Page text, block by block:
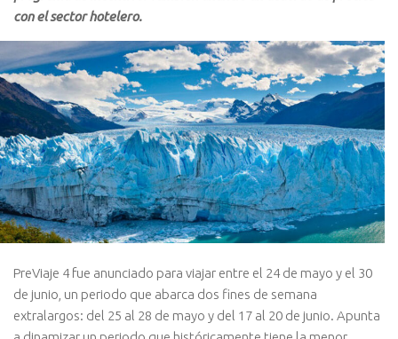
con el sector hotelero.
PreViaje 4 fue anunciado para viajar entre el 24 de mayo y el 30
de junio, un periodo que abarca dos fines de semana
extralargos: del 25 al 28 de mayo y del 17 al 20 de junio. Apunta